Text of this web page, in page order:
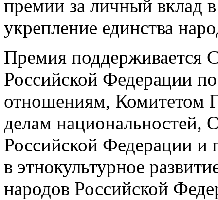
премии за личный вклад
укрепление единства
Премия поддерживается
Российской Федерации
отношениям, Комитетом
делам национальностей,
Российской Федерации и
в этнокультурное
народов Российской